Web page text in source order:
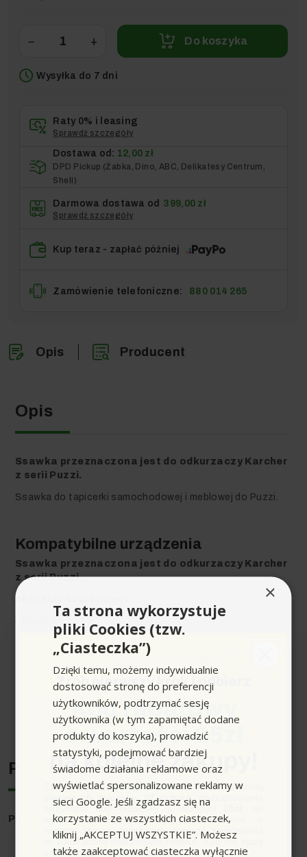
− + Do koszyka
Wysyłka do 7 dni
Raty 0% i leasing
Sprawdź szczegóły
Dostawa od: 12,00 zł
DPD Pickup (Żabka, Dino, ABC, Delikatesy Centrum,
Shell)
Darmowa dostawa od 399,00 zł
Sprawdź szczegóły
Kup teraz - zapłać później
Zamówienie telefoniczne: 880 014 265
Opis Producent
Opis
Ssawka przeznaczona jest do odkurzaczy Karcher
z serii Puzzi.
Ssawka do tapicerki samochodowej i meblowej do Puzzi.
Kompatybilne urządzenia
Ssawka przeznaczona jest do odkurzaczy Karcher
z serii Puzzi.
Aktualny asortyment
Puzzi 8/1 C
Urządzenia archiwalne
Puzzi 8/1 Promo
Rozwiń pełen opis produktu
Producent
Producent: Karcher
×
Ta strona wykorzystuje
pliki Cookies (tzw.
„Ciasteczka”)
Dzięki temu, możemy indywidualnie
dostosować stronę do preferencji
użytkowników, podtrzymać sesję
użytkownika (w tym zapamiętać dodane
produkty do koszyka), prowadzić
statystyki, podejmować bardziej
świadome działania reklamowe oraz
wyświetlać spersonalizowane reklamy w
sieci Google. Jeśli zgadzasz się na
korzystanie ze wszystkich ciasteczek,
kliknij „AKCEPTUJ WSZYSTKIE”. Możesz
także zaakceptować ciasteczka wyłącznie
Zrób pierwszy krok i odbierz
Kod rabatowy
o wartości 25zł
na kolejne zakupy!
Zapisz się do newslettera, załóż konto i dokonaj
pierwszych zakupów. W ramach podziękowania
otrzymasz kod rabatowy o wartości
wykorzystania przy kolejnym zamówieniu w
naszym sklepie (minimalna wartość zamówienia
to 100zł przed naliczeniem rabatu). Kod nie łączy
się z innymi kodami rabatowymi.